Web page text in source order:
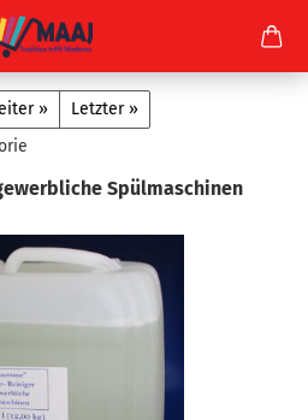
»
Letzter »
Spülmaschinen